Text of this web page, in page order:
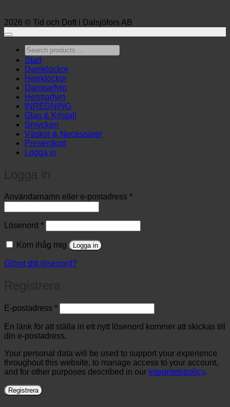
2026 © Tid och Doft i Dalsjöfors AB
Search
products
…
Start
Damklockor
Herrklockor
Damparfym
Herrparfym
INREDNING
Glas & Kristall
Smycken
Väskor & Necessärer
Presentkort
Logga in
Användarnamn eller e-postadress *Obligatoriskt
Lösenord *Obligatoriskt
Kom ihåg mig Logga in
Glömt ditt lösenord?
E-postadress *Obligatoriskt
En länk för att ställa in ett nytt lösenord kommer att skickas till
din e-postadress.
Your personal data will be used to support your experience
throughout this website, to manage access to your account,
and for other purposes described in our integritetspolicy.
Registrera